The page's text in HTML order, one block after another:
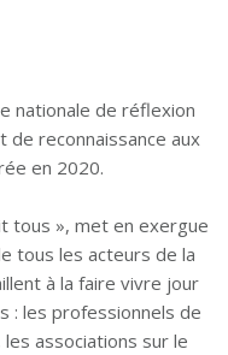
nationale de réflexion
de reconnaissance aux
en 2020.
tous », met en exergue
tous les acteurs de la
à la faire vivre jour
: les professionnels de
associations sur le